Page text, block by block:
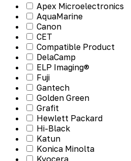
Apex Microelectronics
AquaMarine
Canon
CET
Compatible Product
DelaCamp
ELP Imaging®
Fuji
Gantech
Golden Green
Grafit
Hewlett Packard
Hi-Black
Katun
Konica Minolta
Kyocera